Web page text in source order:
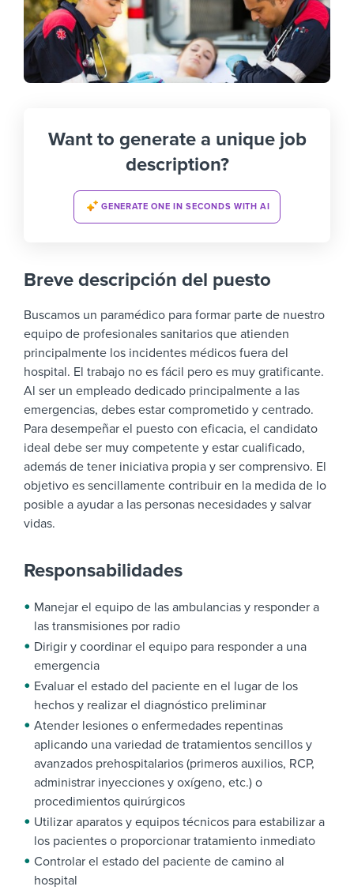
Want to generate a unique job
description?
GENERATE ONE IN SECONDS WITH AI
Breve descripción del puesto
Buscamos un paramédico para formar parte de nuestro
equipo de profesionales sanitarios que atienden
principalmente los incidentes médicos fuera del
hospital. El trabajo no es fácil pero es muy gratificante.
Al ser un empleado dedicado principalmente a las
emergencias, debes estar comprometido y centrado.
Para desempeñar el puesto con eficacia, el candidato
ideal debe ser muy competente y estar cualificado,
además de tener iniciativa propia y ser comprensivo. El
objetivo es sencillamente contribuir en la medida de lo
posible a ayudar a las personas necesidades y salvar
vidas.
Responsabilidades
Manejar el equipo de las ambulancias y responder a
las transmisiones por radio
Dirigir y coordinar el equipo para responder a una
emergencia
Evaluar el estado del paciente en el lugar de los
hechos y realizar el diagnóstico preliminar
Atender lesiones o enfermedades repentinas
aplicando una variedad de tratamientos sencillos y
avanzados prehospitalarios (primeros auxilios, RCP,
administrar inyecciones y oxígeno, etc.) o
procedimientos quirúrgicos
Utilizar aparatos y equipos técnicos para estabilizar a
los pacientes o proporcionar tratamiento inmediato
Controlar el estado del paciente de camino al
hospital